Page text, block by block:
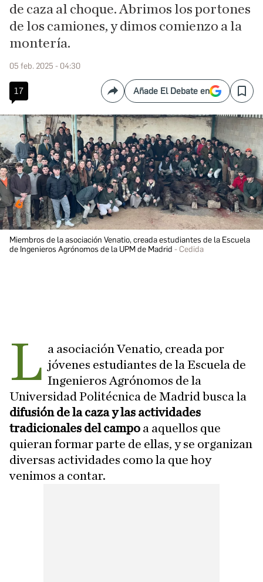
de caza al choque. Abrimos los portones
de los camiones, y dimos comienzo a la
montería.
05 feb. 2025 - 04:30
17 CompartirAñade El Debate en Save
Miembros de la asociación Venatio, creada estudiantes de la Escuela
de Ingenieros Agrónomos de la UPM de Madrid
Cedida
L a asociación Venatio, creada por
jóvenes estudiantes de la Escuela de
Ingenieros Agrónomos de la
Universidad Politécnica de Madrid busca la
difusión de la caza y las actividades
tradicionales del campo a aquellos que
quieran formar parte de ellas, y se organizan
diversas actividades como la que hoy
venimos a contar.